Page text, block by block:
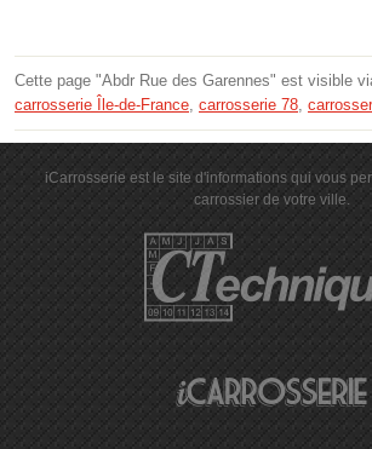
Cette page "Abdr Rue des Garennes" est visible
carrosserie Île-de-France, carrosserie 78,
iCarrosserie est le site d'informations qui vous
carrossier de votre ville.